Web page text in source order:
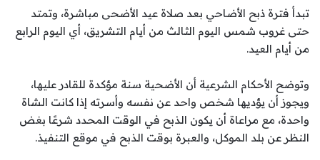
تبدأ فترة ذبح الأضاحي بعد صلاة عيد الأضحى مباشرة، وتمتد
حتى غروب شمس اليوم الثالث من أيام التشريق، أي اليوم الرابع
من أيام العيد.
وتوضح الأحكام الشرعية أن الأضحية سنة مؤكدة للقادر عليها،
ويجوز أن يؤديها شخص واحد عن نفسه وأسرته إذا كانت الشاة
واحدة، مع مراعاة أن يكون الذبح في الوقت المحدد شرعًا بغض
النظر عن بلد الموكل، والعبرة بوقت الذبح في موقع التنفيذ.